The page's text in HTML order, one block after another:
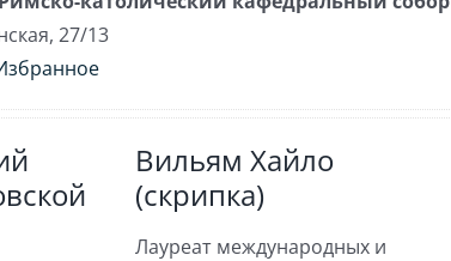
27/13
Вильям Хайло
(скрипка)
Лауреат международных и